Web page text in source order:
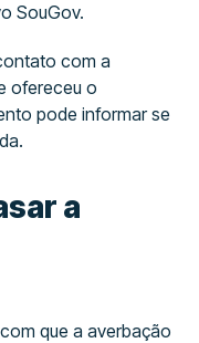
SouGov.
com a
ofereceu o
pode informar se
a
que a averbação